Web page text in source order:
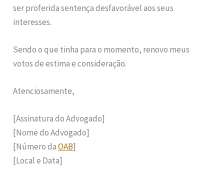
ser proferida sentença desfavorável aos seus
interesses.
Sendo o que tinha para o momento, renovo meus
votos de estima e consideração.
Atenciosamente,
[Assinatura do Advogado]
[Nome do Advogado]
[Número daOAB]
[Local e Data]